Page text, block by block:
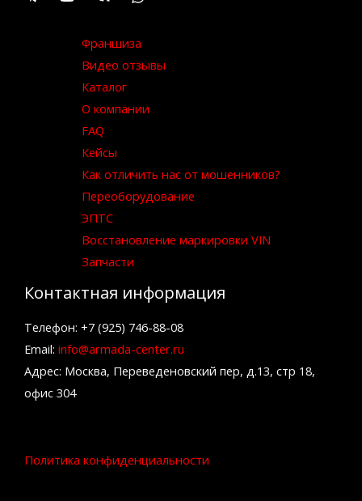
Франшиза
Видео отзывы
Каталог
О компании
FAQ
Кейсы
Как отличить нас от мошенников?
Переоборудование
ЭПТС
Восстановление маркировки VIN
Запчасти
Контактная информация
Телефон: +7 (925) 746-88-08
Email: info@armada-center.ru
Адрес: Москва, Переведеновский пер, д.13, стр 18,
офис 304
Политика конфиденциальности